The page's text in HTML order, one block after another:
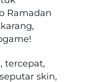
Ramadan
tercepat,
skin,